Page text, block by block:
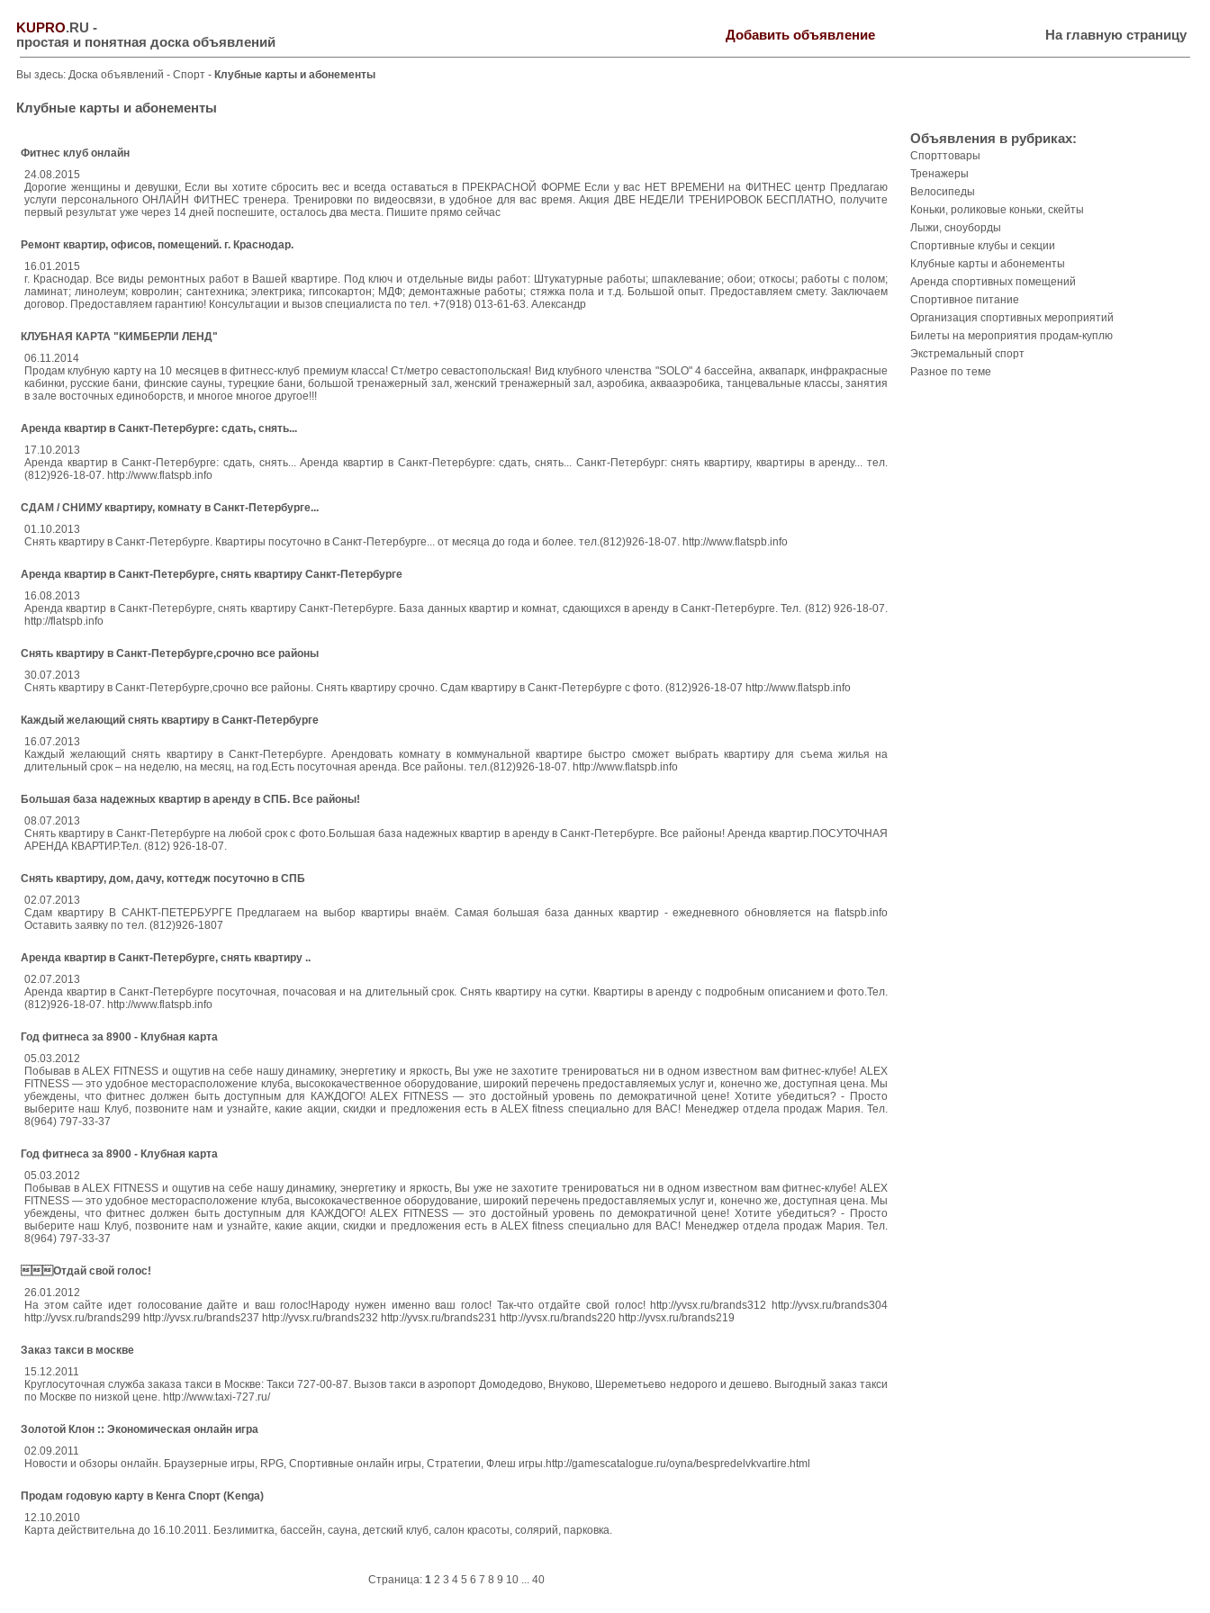
KUPRO.RU -
простая и понятная доска объявлений
Добавить объявление На главную страницу
Вы здесь: Доска объявлений - Спорт - Клубные карты и абонементы
Клубные карты и абонементы
Фитнес клуб онлайн
24.08.2015
Дорогие женщины и девушки, Если вы хотите сбросить вес и всегда оставаться в ПРЕКРАСНОЙ ФОРМЕ Если у вас НЕТ ВРЕМЕНИ на ФИТНЕС центр Предлагаю
услуги персонального ОНЛАЙН ФИТНЕС тренера. Тренировки по видеосвязи, в удобное для вас время. Акция ДВЕ НЕДЕЛИ ТРЕНИРОВОК БЕСПЛАТНО, получите
первый результат уже через 14 дней поспешите, осталось два места. Пишите прямо сейчас
Ремонт квартир, офисов, помещений. г. Краснодар.
16.01.2015
г. Краснодар. Все виды ремонтных работ в Вашей квартире. Под ключ и отдельные виды работ: Штукатурные работы; шпаклевание; обои; откосы; работы с полом;
ламинат; линолеум; ковролин; сантехника; электрика; гипсокартон; МДФ; демонтажные работы; стяжка пола и т.д. Большой опыт. Предоставляем смету. Заключаем
договор. Предоставляем гарантию! Консультации и вызов специалиста по тел. +7(918) 013-61-63. Александр
КЛУБНАЯ КАРТА "КИМБЕРЛИ ЛЕНД"
06.11.2014
Продам клубную карту на 10 месяцев в фитнесс-клуб премиум класса! Ст/метро севастопольская! Вид клубного членства "SOLO" 4 бассейна, аквапарк, инфракрасные
кабинки, русские бани, финские сауны, турецкие бани, большой тренажерный зал, женский тренажерный зал, аэробика, аквааэробика, танцевальные классы, занятия
в зале восточных единоборств, и многое многое другое!!!
Аренда квартир в Санкт-Петербурге: сдать, снять...
17.10.2013
Аренда квартир в Санкт-Петербурге: сдать, снять... Аренда квартир в Санкт-Петербурге: сдать, снять... Санкт-Петербург: снять квартиру, квартиры в аренду... тел.
(812)926-18-07. http://www.flatspb.info
СДАМ / СНИМУ квартиру, комнату в Санкт-Петербурге...
01.10.2013
Снять квартиру в Санкт-Петербурге. Квартиры посуточно в Санкт-Петербурге... от месяца до года и более. тел.(812)926-18-07. http://www.flatspb.info
Аренда квартир в Санкт-Петербурге, снять квартиру Санкт-Петербурге
16.08.2013
Аренда квартир в Санкт-Петербурге, снять квартиру Санкт-Петербурге. База данных квартир и комнат, сдающихся в аренду в Санкт-Петербурге. Тел. (812) 926-18-07.
http://flatspb.info
Снять квартиру в Санкт-Петербурге,срочно все районы
30.07.2013
Снять квартиру в Санкт-Петербурге,срочно все районы. Снять квартиру срочно. Сдам квартиру в Санкт-Петербурге с фото. (812)926-18-07 http://www.flatspb.info
Каждый желающий снять квартиру в Санкт-Петербурге
16.07.2013
Каждый желающий снять квартиру в Санкт-Петербурге. Арендовать комнату в коммунальной квартире быстро сможет выбрать квартиру для съема жилья на
длительный срок – на неделю, на месяц, на год.Есть посуточная аренда. Все районы. тел.(812)926-18-07. http://www.flatspb.info
Большая база надежных квартир в аренду в СПБ. Все районы!
08.07.2013
Снять квартиру в Санкт-Петербурге на любой срок с фото.Большая база надежных квартир в аренду в Санкт-Петербурге. Все районы! Аренда квартир.ПОСУТОЧНАЯ
АРЕНДА КВАРТИР.Тел. (812) 926-18-07.
Снять квартиру, дом, дачу, коттедж посуточно в СПБ
02.07.2013
Сдам квартиру В САНКТ-ПЕТЕРБУРГЕ Предлагаем на выбор квартиры внаём. Самая большая база данных квартир - ежедневного обновляется на flatspb.info
Оставить заявку по тел. (812)926-1807
Аренда квартир в Санкт-Петербурге, снять квартиру ..
02.07.2013
Аренда квартир в Санкт-Петербурге посуточная, почасовая и на длительный срок. Снять квартиру на сутки. Квартиры в аренду с подробным описанием и фото.Тел.
(812)926-18-07. http://www.flatspb.info
Год фитнеса за 8900 - Клубная карта
05.03.2012
Побывав в ALEX FITNESS и ощутив на себе нашу динамику, энергетику и яркость, Вы уже не захотите тренироваться ни в одном известном вам фитнес-клубе! ALEX
FITNESS — это удобное месторасположение клуба, высококачественное оборудование, широкий перечень предоставляемых услуг и, конечно же, доступная цена. Мы
убеждены, что фитнес должен быть доступным для КАЖДОГО! ALEX FITNESS — это достойный уровень по демократичной цене! Хотите убедиться? - Просто
выберите наш Клуб, позвоните нам и узнайте, какие акции, скидки и предложения есть в ALEX fitness специально для ВАС! Менеджер отдела продаж Мария. Тел.
8(964) 797-33-37
Год фитнеса за 8900 - Клубная карта
05.03.2012
Побывав в ALEX FITNESS и ощутив на себе нашу динамику, энергетику и яркость, Вы уже не захотите тренироваться ни в одном известном вам фитнес-клубе! ALEX
FITNESS — это удобное месторасположение клуба, высококачественное оборудование, широкий перечень предоставляемых услуг и, конечно же, доступная цена. Мы
убеждены, что фитнес должен быть доступным для КАЖДОГО! ALEX FITNESS — это достойный уровень по демократичной цене! Хотите убедиться? - Просто
выберите наш Клуб, позвоните нам и узнайте, какие акции, скидки и предложения есть в ALEX fitness специально для ВАС! Менеджер отдела продаж Мария. Тел.
8(964) 797-33-37
Отдай свой голос!
26.01.2012
На этом сайте идет голосование дайте и ваш голос!Народу нужен именно ваш голос! Так-что отдайте свой голос! http://yvsx.ru/brands312 http://yvsx.ru/brands304
http://yvsx.ru/brands299 http://yvsx.ru/brands237 http://yvsx.ru/brands232 http://yvsx.ru/brands231 http://yvsx.ru/brands220 http://yvsx.ru/brands219
Заказ такси в москве
15.12.2011
Круглосуточная служба заказа такси в Москве: Такси 727-00-87. Вызов такси в аэропорт Домодедово, Внуково, Шереметьево недорого и дешево. Выгодный заказ такси
по Москве по низкой цене. http://www.taxi-727.ru/
Золотой Клон :: Экономическая онлайн игра
02.09.2011
Новости и обзоры онлайн. Браузерные игры, RPG, Спортивные онлайн игры, Стратегии, Флеш игры.http://gamescatalogue.ru/oyna/bespredelvkvartire.html
Продам годовую карту в Кенга Спорт (Kenga)
12.10.2010
Карта действительна до 16.10.2011. Безлимитка, бассейн, сауна, детский клуб, салон красоты, солярий, парковка.
Страница: 1 2 3 4 5 6 7 8 9 10... 40
Объявления в рубриках:
Спорттовары
Тренажеры
Велосипеды
Коньки, роликовые коньки, скейты
Лыжи, сноуборды
Спортивные клубы и секции
Клубные карты и абонементы
Аренда спортивных помещений
Спортивное питание
Организация спортивных мероприятий
Билеты на мероприятия продам-куплю
Экстремальный спорт
Разное по теме